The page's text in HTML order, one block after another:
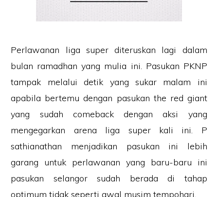
Perlawanan liga super diteruskan lagi dalam
bulan ramadhan yang mulia ini. Pasukan PKNP
tampak melalui detik yang sukar malam ini
apabila bertemu dengan pasukan the red giant
yang sudah comeback dengan aksi yang
mengegarkan arena liga super kali ini. P
sathianathan menjadikan pasukan ini lebih
garang untuk perlawanan yang baru-baru ini
pasukan selangor sudah berada di tahap
optimum tidak seperti awal musim tempohari.